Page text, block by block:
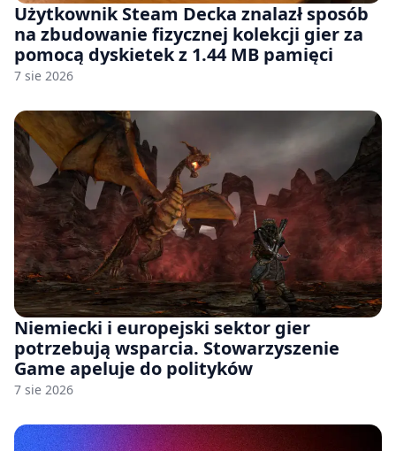
Użytkownik Steam Decka znalazł sposób
na zbudowanie fizycznej kolekcji gier za
pomocą dyskietek z 1.44 MB pamięci
7 sie 2026
Niemiecki i europejski sektor gier
potrzebują wsparcia. Stowarzyszenie
Game apeluje do polityków
7 sie 2026